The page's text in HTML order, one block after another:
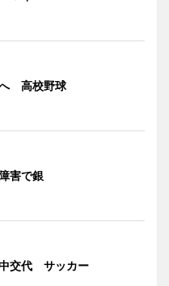
へ 高校野球
害で銀
中交代 サッカー